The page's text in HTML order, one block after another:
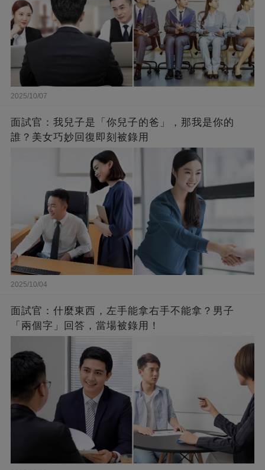
2025/10/07
面試官：我兒子是「你兒子的爸」，那我是你的
誰？美女巧妙回復即刻被錄用
2025/10/04
面試官：什麼東西，左手能拿右手不能拿？男子
「兩個字」回答，當場被錄用！